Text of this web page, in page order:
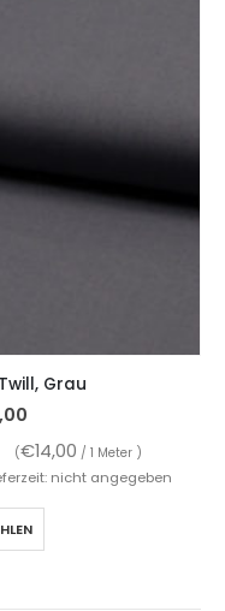
Grau
(€14,00 / 1 Meter )
nicht angegeben